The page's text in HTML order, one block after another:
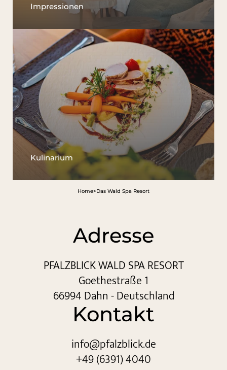
Impressionen
Kulinarium
Home>Das Wald Spa Resort
Adresse
PFALZBLICK WALD SPA RESORT
Goethestraße 1
66994 Dahn - Deutschland
Kontakt
info@pfalzblick.de
+49 (6391) 4040